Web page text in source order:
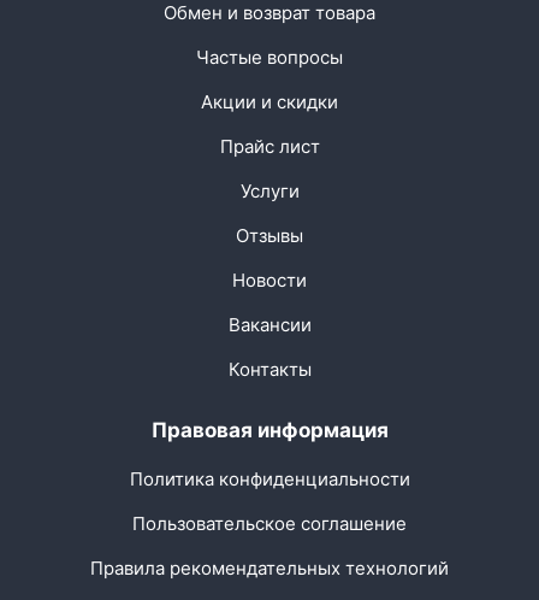
Обмен и возврат товара
Частые вопросы
Акции и скидки
Прайс лист
Услуги
Отзывы
Новости
Вакансии
Контакты
Правовая информация
Политика конфиденциальности
Пользовательское соглашение
Правила рекомендательных технологий